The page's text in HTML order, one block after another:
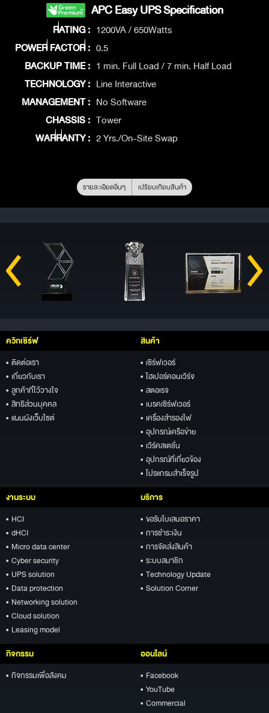
APC Easy UPS Specification
RATING : 1200VA / 650Watts
POWER FACTOR : 0.5
BACKUP TIME : 1 min. Full Load / 7 min. Half Load
TECHNOLOGY : Line Interactive
MANAGEMENT : No Software
CHASSIS : Tower
WARRANTY : 2 Yrs./On-Site Swap
รายละเอียดอื่นๆ เปรียบเทียบสินค้า
ควิกเซิร์ฟ
• ติดต่อเรา
• เกี่ยวกับเรา
• ลูกค้าที่ไว้วางใจ
• สิทธิส่วนบุคคล
• แผนผังเว็บไซต์
สินค้า
• เซิร์ฟเวอร์
• ไฮเปอร์คอนเวิร์จ
• สตอเรจ
• เบรคเซิร์ฟเวอร์
• เครื่องสำรองไฟ
• อุปกรณ์เครือข่าย
• เวิร์คสเตชั่น
• อุปกรณ์ที่เกี่ยวข้อง
• โปรแกรมสำเร็จรูป
งานระบบ
• HCI
• dHCI
• Micro data center
• Cyber security
• UPS solution
• Data protection
• Networking solution
• Cloud solution
• Leasing model
บริการ
• ขอรับใบเสนอราคา
• การชำระเงิน
• การจัดส่งสินค้า
• ระบบสมาชิก
• Technology Update
• Solution Corner
กิจกรรม
• กิจกรรมเพื่อสังคม
ออนไลน์
• Facebook
• YouTube
• Commercial